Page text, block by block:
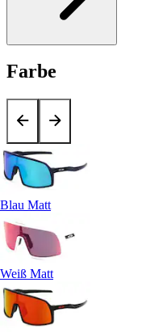
Farbe
Blau Matt
Weiß Matt